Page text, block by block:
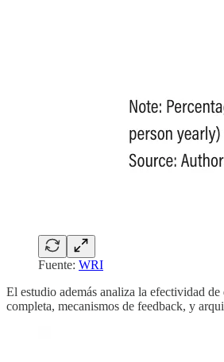
Fuente: WRI
El estudio además analiza la efectividad de
completa, mecanismos de feedback, y